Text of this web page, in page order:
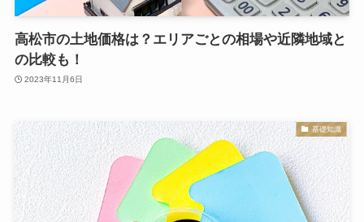
高松市の土地価格は？エリアごとの相場や近隣地域と
の比較も！
2023年11月6日
基礎知識